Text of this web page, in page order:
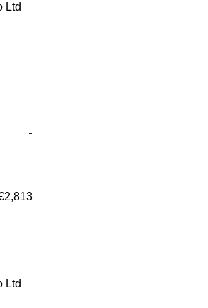
Ltd
Ltd